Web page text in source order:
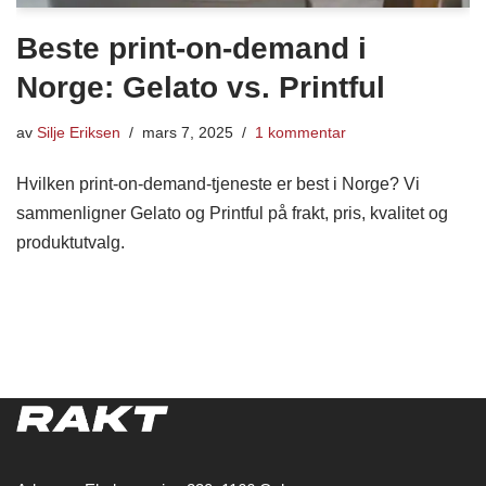
Beste print-on-demand i
Norge: Gelato vs. Printful
av Silje Eriksen mars 7, 2025 1 kommentar
Hvilken print-on-demand-tjeneste er best i Norge? Vi
sammenligner Gelato og Printful på frakt, pris, kvalitet og
produktutvalg.